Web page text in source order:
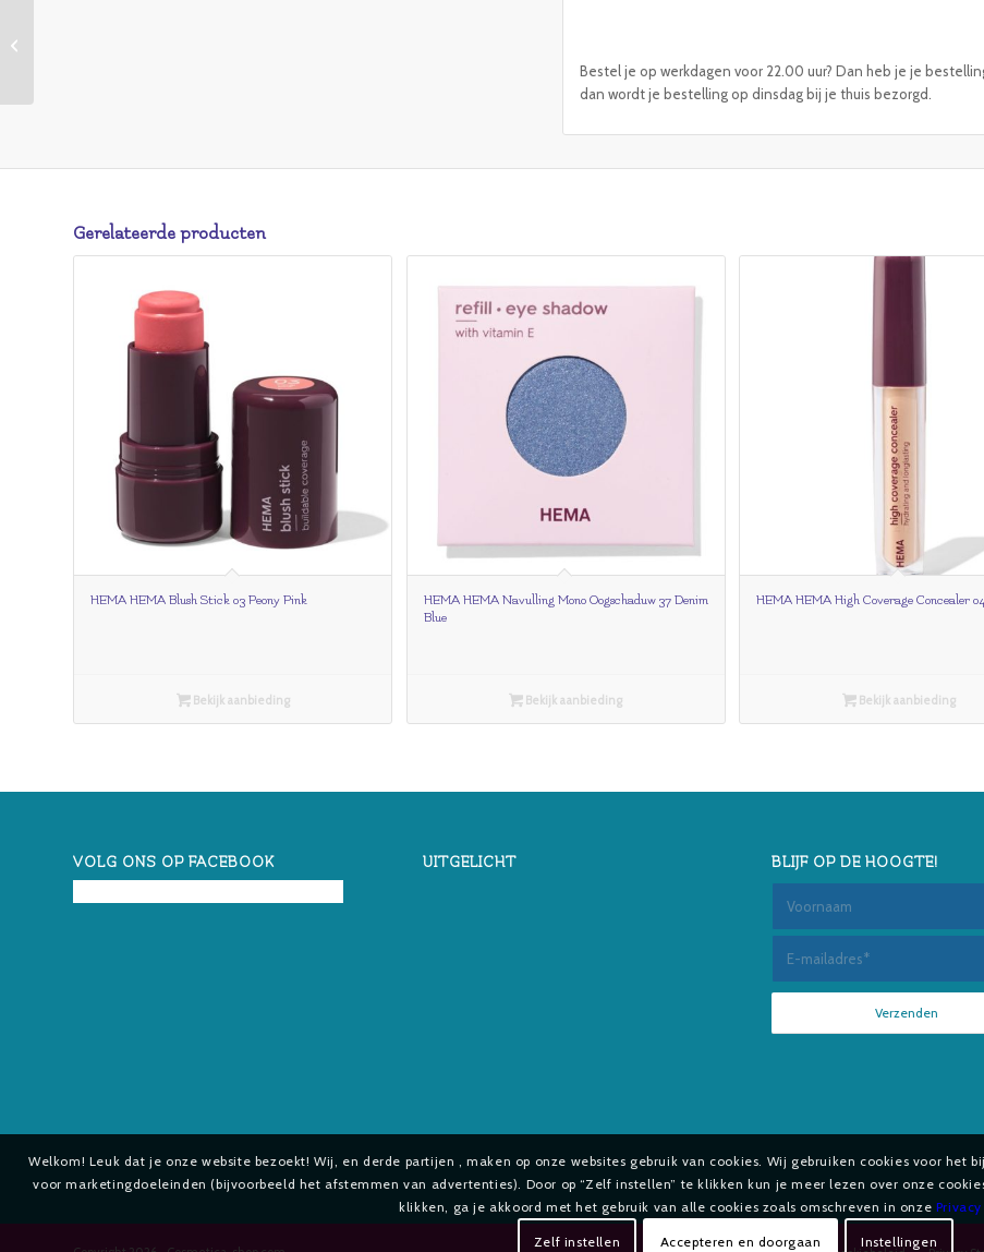
Bestel je op werkdagen voor 22.00 uur? Dan heb je je
dan wordt je bestelling op dinsdag bij je thuis bezorgd.
Gerelateerde producten
HEMA HEMA Blush Stick 03 Peony Pink
Bekijk aanbieding
HEMA HEMA Navulling Mono Oogschaduw 37 Denim
Blue
Bekijk aanbieding
HEMA HEMA High Coverage Concealer
Bekijk aanbieding
VOLG ONS OP FACEBOOK UITGELICHT BLIJF OP DE HOOGTE!
Welkom! Leuk dat je onze website bezoekt! Wij, en derde partijen , maken op onze websites gebruik van cookies. Wij gebruiken cookies voor het
voor marketingdoeleinden (bijvoorbeeld het afstemmen van advertenties). Door op “Zelf instellen” te klikken kun je meer lezen over onze
klikken, ga je akkoord met het gebruik van alle cookies zoals omschreven in onze
Zelf instellen Accepteren en doorgaan Instellingen